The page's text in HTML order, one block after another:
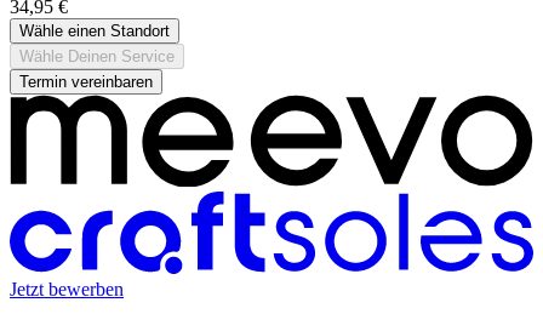
34,95 €
Wähle einen Standort
Wähle Deinen Service
Termin vereinbaren
Jetzt bewerben